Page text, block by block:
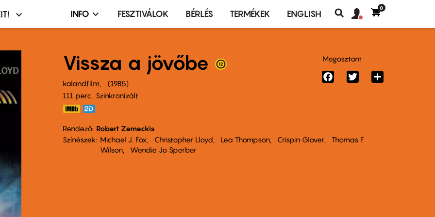
Infó,
terembérlés
menü
INFO FESZTIVÁLOK BÉRLÉS TERMÉKEK ENGLISH
Keresés
fiók
Felhasználói
0
Vissza a jövőbe
kalandfilm
1985
111 perc,
Szinkronizált
Rendező Robert Zemeckis
Színészek
Michael J. Fox Christopher Lloyd Lea Thompson Crispin Glover
Thomas F.
Wilson
Wendie Jo Sperber
Megosztom
FacebookTwitter